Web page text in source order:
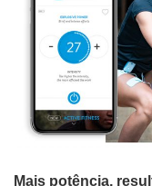
Mais potência,